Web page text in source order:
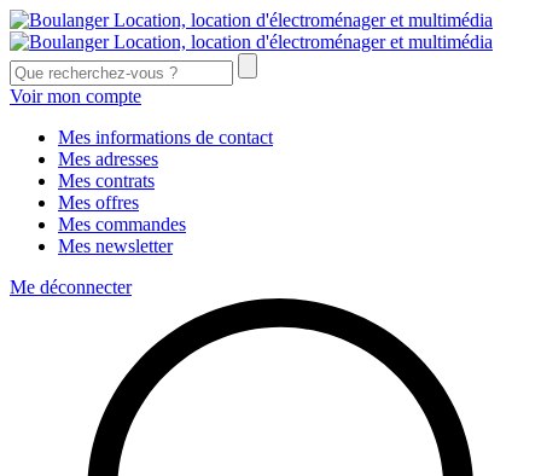
Voir mon compte
Mes informations de contact
Mes adresses
Mes contrats
Mes offres
Mes commandes
Mes newsletter
Me déconnecter